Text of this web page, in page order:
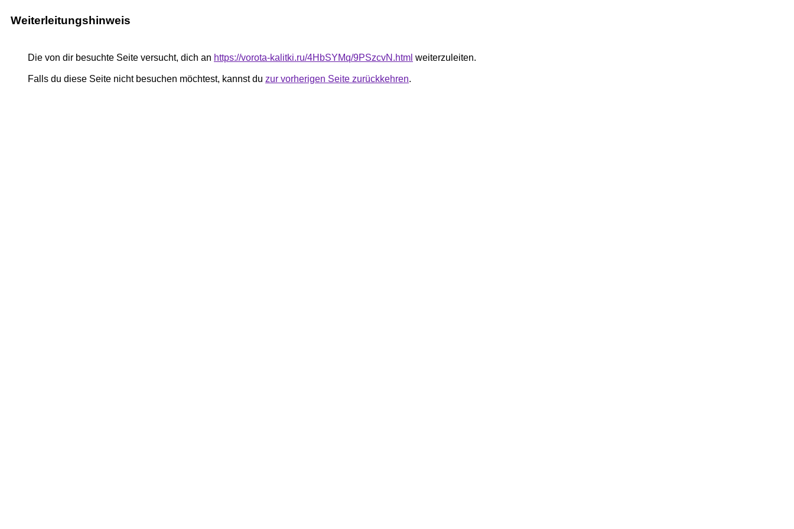
Weiterleitungshinweis
Die von dir besuchte Seite versucht, dich an https://vorota-kalitki.ru/4HbSYMq/9PSzcvN.html weiterzuleiten.
Falls du diese Seite nicht besuchen möchtest, kannst du zur vorherigen Seite zurückkehren.